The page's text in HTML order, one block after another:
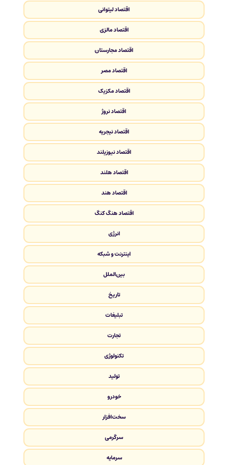
اقتصاد لیتوانی
اقتصاد مالزی
اقتصاد مجارستان
اقتصاد مصر
اقتصاد مکزیک
اقتصاد نروژ
اقتصاد نیجریه
اقتصاد نیوزیلند
اقتصاد هلند
اقتصاد هند
اقتصاد هنگ کنگ
انرژی
اینترنت و شبکه
بین‌الملل
تاریخ
تبلیغات
تجارت
تکنولوژی
تولید
خودرو
سخت‌افزار
سرگرمی
سرمایه